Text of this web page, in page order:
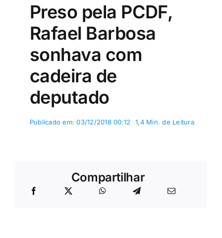
Preso pela PCDF,
Rafael Barbosa
sonhava com
cadeira de
deputado
Publicado em: 03/12/2018 00:12 1,4 Min. de Leitura
Compartilhar